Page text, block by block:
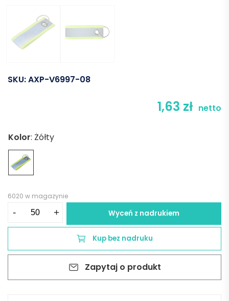
SKU:AXP-V6997-08
1,63 zł netto
Kolor: Żółty
6020 w magazynie
-
-
+ Wyceń z nadrukiem
Kup bez nadruku
Zapytaj o produkt